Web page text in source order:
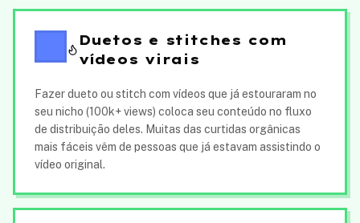
Duetos e stitches com
vídeos virais
Fazer dueto ou stitch com vídeos que já estouraram no
seu nicho (100k+ views) coloca seu conteúdo no fluxo
de distribuição deles. Muitas das curtidas orgânicas
mais fáceis vêm de pessoas que já estavam assistindo o
vídeo original.